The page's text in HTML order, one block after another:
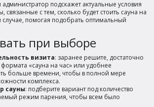
подскажет актуальные условия
связанные с тем, сколько будет стоить сауна на
помогая подобрать оптимальный
при выборе
визита: заранее решите, достаточно
«сауна на час» или удобнее
больше времени, чтобы в полной мере
комплекса.
сауны: подберите вариант под количество
режим парения, чтобы всем было